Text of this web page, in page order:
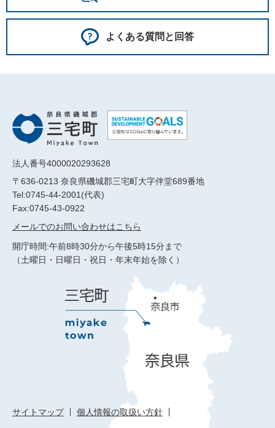
よくある質問と回答
法人番号4000020293628
〒636-0213 奈良県磯城郡三宅町大字伴堂689番地
Tel:0745-44-2001(代表)
Fax:0745-43-0922
メールでのお問い合わせはこちら
開庁時間:午前8時30分から午後5時15分まで
（土曜日・日曜日・祝日・年末年始を除く）
サイトマップ 個人情報の取扱い方針